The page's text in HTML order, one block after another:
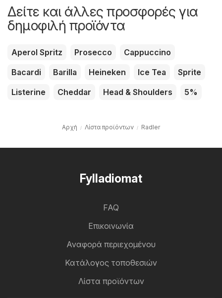
Δείτε και άλλες προσφορές για
δημοφιλή προϊόντα
Aperol Spritz Prosecco
Cappuccino
Bacardi
Barilla Heineken Ice Tea
Sprite
Listerine
Cheddar Head & Shoulders 5%
Αρχή Λίστα προϊόντων Radler
Fylladiomat
FAQ
Επικοινωνία
Αναφορά περιεχομένου
Κατάλογος τοποθεσιών
Λίστα προϊόντων